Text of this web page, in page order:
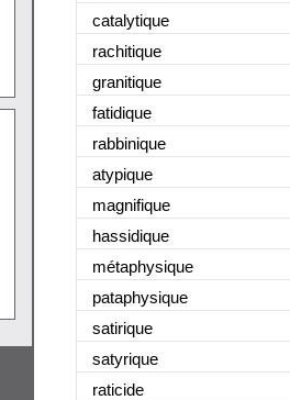
catalytique
rachitique
granitique
fatidique
rabbinique
atypique
magnifique
hassidique
métaphysique
pataphysique
satirique
satyrique
raticide